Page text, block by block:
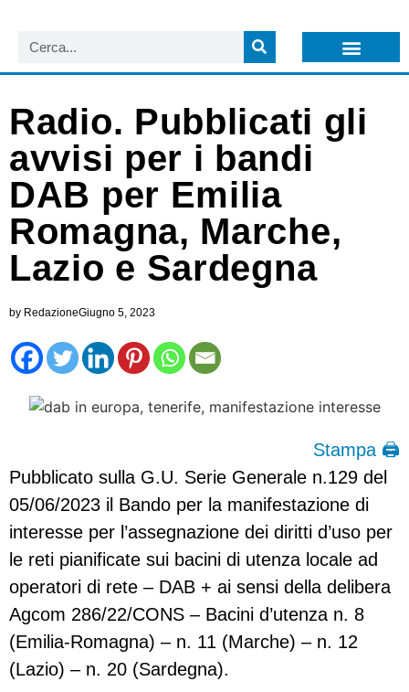
Radio. Pubblicati gli
avvisi per i bandi
DAB per Emilia
Romagna, Marche,
Lazio e Sardegna
by RedazioneGiugno 5, 2023
Stampa 🖨
Pubblicato sulla G.U. Serie Generale n.129 del
05/06/2023 il Bando per la manifestazione di
interesse per l’assegnazione dei diritti d’uso per
le reti pianificate sui bacini di utenza locale ad
operatori di rete – DAB + ai sensi della delibera
Agcom 286/22/CONS – Bacini d’utenza n. 8
(Emilia-Romagna) – n. 11 (Marche) – n. 12
(Lazio) – n. 20 (Sardegna).